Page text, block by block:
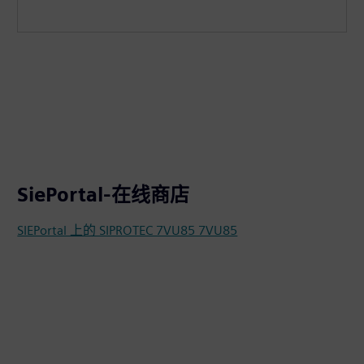
SiePortal-在线商店
SIEPortal 上的 SIPROTEC 7VU85 7VU85